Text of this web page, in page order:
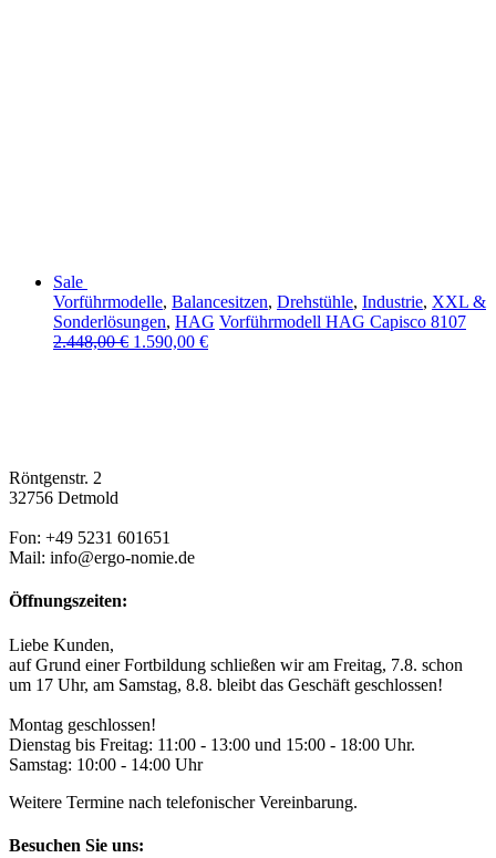
Sale
Vorführmodelle, Balancesitzen, Drehstühle, Industrie, XXL &
Sonderlösungen, HAG Vorführmodell HAG Capisco 8107
2.448,00€ 1.590,00 €
Röntgenstr. 2
32756 Detmold
Fon: +49 5231 601651
Mail: info@ergo-nomie.de
Öffnungszeiten:
Liebe Kunden,
auf Grund einer Fortbildung schließen wir am Freitag, 7.8. schon
um 17 Uhr, am Samstag, 8.8. bleibt das Geschäft geschlossen!
Montag geschlossen!
Dienstag bis Freitag: 11:00 - 13:00 und 15:00 - 18:00 Uhr.
Samstag: 10:00 - 14:00 Uhr
Weitere Termine nach telefonischer Vereinbarung.
Besuchen Sie uns: